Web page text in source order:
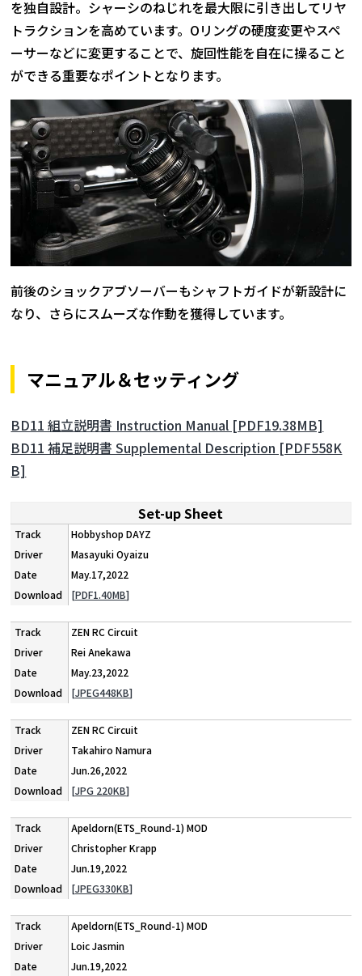
を独自設計。シャーシのねじれを最大限に引き出してリヤ
トラクションを高めています。Oリングの硬度変更やスペ
ーサーなどに変更することで、旋回性能を自在に操ること
ができる重要なポイントとなります。
前後のショックアブソーバーもシャフトガイドが新設計に
なり、さらにスムーズな作動を獲得しています。
マニュアル＆セッティング
BD11 組立説明書 Instruction Manual [PDF19.38MB]
BD11 補足説明書 Supplemental Description [PDF558K
B]
Set-up Sheet
Hobbyshop DAYZ
Masayuki Oyaizu
May.17,2022
[PDF1.40MB]
ZEN RC Circuit
Rei Anekawa
May.23,2022
[JPEG448KB]
ZEN RC Circuit
Takahiro Namura
Jun.26,2022
[JPG 220KB]
Apeldorn(ETS_Round-1) MOD
Christopher Krapp
Jun.19,2022
[JPEG330KB]
Apeldorn(ETS_Round-1) MOD
Loic Jasmin
Jun.19,2022